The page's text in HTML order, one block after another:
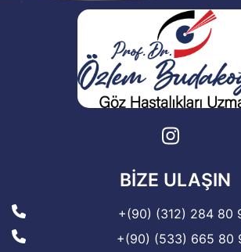
BIZE ULAŞIN
+(90) (312) 284 80
+(90) (533) 665 80